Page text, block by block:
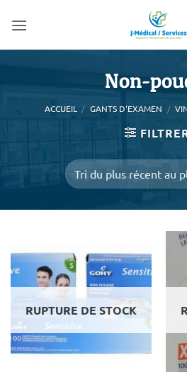
Non-
ACCUEIL / GANTS D'EXAMEN /
RUPTURE DE STOCK